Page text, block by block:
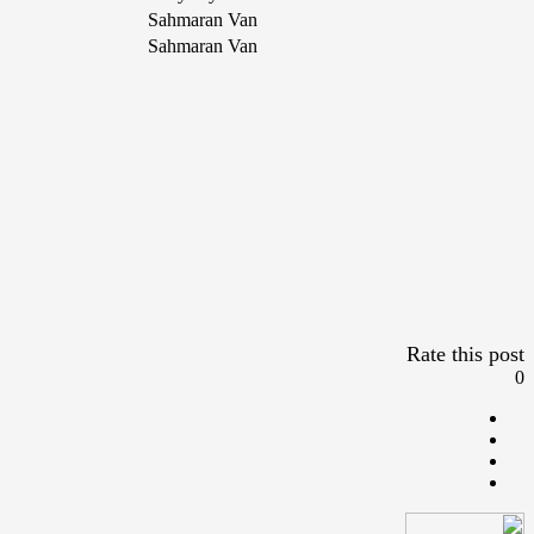
Rate this post
0